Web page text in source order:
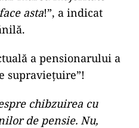
asta!”, a indicat
a pensionarului a
supraviețuire”!
chibzuirea cu
de pensie. Nu,